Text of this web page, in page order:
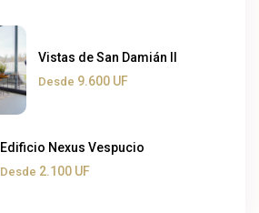
Vistas de San Damián II
Desde 9.600 UF
Edificio Nexus Vespucio
Desde 2.100 UF